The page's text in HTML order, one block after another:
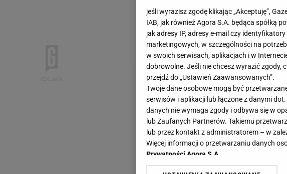
jeśli wyrazisz zgodę klikając „Akceptuję”,
IAB, jak również Agora S.A. będąca spółką
jak adresy IP, adresy e-mail czy
marketingowych, w szczególności na
w swoich serwisach, aplikacjach i w
dobrowolne. Jeśli nie chcesz wyrazić zgody,
przejdź do „Ustawień Zaawansowanych”.
Twoje dane osobowe mogą być
serwisów i aplikacji lub łączone z danymi
danych nie wymaga zgody i odbywa się w
lub Zaufanych Partnerów. Takiemu
lub przez kontakt z administratorem – w
Więcej informacji o przetwarzaniu danych
Prywatności Agora S.A.